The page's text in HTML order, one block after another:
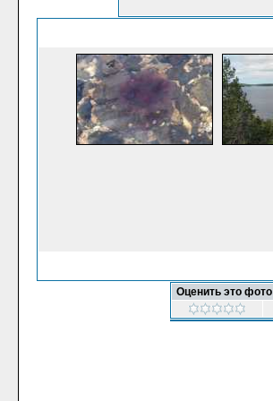
Оценить это фото